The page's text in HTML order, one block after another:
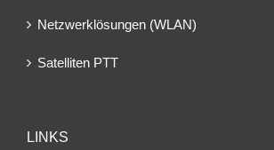
Netzwerklösungen (WLAN)
Satelliten PTT
LINKS